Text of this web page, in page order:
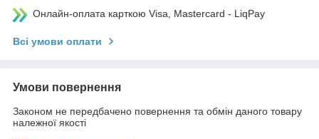
Онлайн-оплата карткою Visa, Mastercard - LiqPay
Всі умови оплати
Умови повернення
Законом не передбачено повернення та обмін даного товару
належної якості